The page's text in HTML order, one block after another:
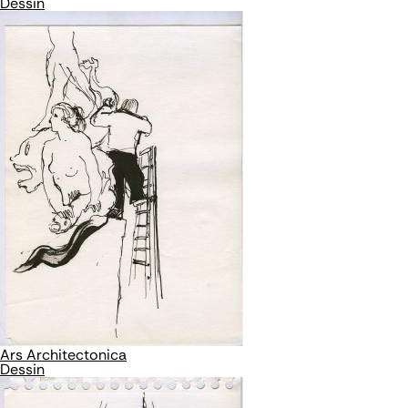
Ars Architectonica
Dessin